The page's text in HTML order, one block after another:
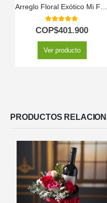
Arreglo Floral Exótico Mi Flechazo
5.00out of 5
COP$401.900
Ver producto
PRODUCTOS